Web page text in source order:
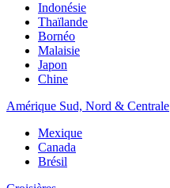
Indonésie
Thaïlande
Bornéo
Malaisie
Japon
Chine
Amérique Sud, Nord & Centrale
Mexique
Canada
Brésil